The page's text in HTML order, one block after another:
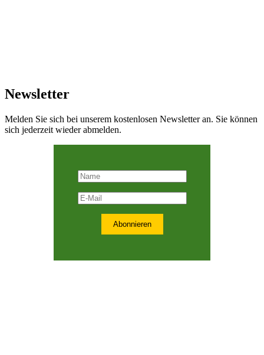
Newsletter
Melden Sie sich bei unserem kostenlosen Newsletter an. Sie können
sich jederzeit wieder abmelden.
Abonnieren